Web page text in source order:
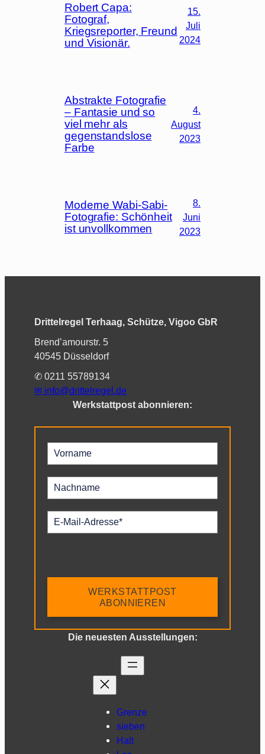
Robert Capa:
Fotograf,
Kriegsreporter, Freund
und Visionär.
15.
Juli
2024
Abstrakte Fotografie
– Fantasie und so
viel mehr als
gegenstandslose
Farbe
4.
August
2023
Moderne Wabi-Sabi-
Fotografie: Schönheit
ist unvollkommen
8.
Juni
2023
Drittelregel Terhaag, Schütze, Vigoo GbR
Brend’amourstr. 5
40545 Düsseldorf
✆ 0211 55789134
✉︎ info@drittelregel.de
Werkstattpost abonnieren:
WERKSTATTPOST
ABONNIEREN
Die neuesten Ausstellungen:
Grenze
sieben
Halt